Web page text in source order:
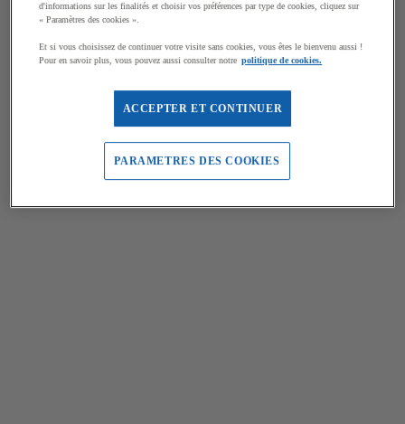
d'informations sur les finalités et choisir vos préférences par type de cookies, cliquez sur
« Paramètres des cookies ».
Et si vous choisissez de continuer votre visite sans cookies, vous êtes le bienvenu aussi !
Pour en savoir plus, vous pouvez aussi consulter notre politique de cookies.
ACCEPTER ET CONTINUER
PARAMETRES DES COOKIES